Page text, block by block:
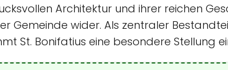
Architektur und ihrer reichen
Gemeinde wider. Als zentraler
St. Bonifatius eine besondere Stellung